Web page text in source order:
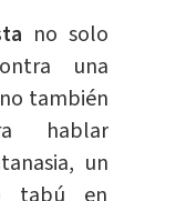
no solo
una
también
hablar
un